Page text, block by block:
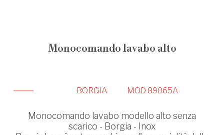
Monocomando lavabo alto
BORGIA MOD 89065A
Monocomando lavabo modello alto senza
scarico - Borgia - Inox